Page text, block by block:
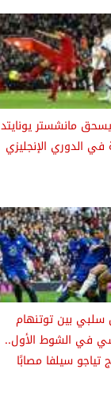
مانشستر يونايتد
في الدوري الإنجليزي
سلبي بين توتنهام
في الشوط الأول..
تياجو سيلفا مصابًا